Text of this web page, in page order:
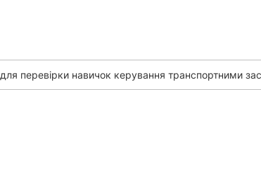
для перевірки навичок керування транспортними